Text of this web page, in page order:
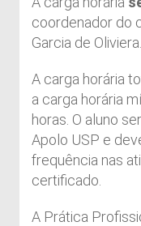
coordenador do
Garcia de Oliviera.
A carga horária
a carga horária
horas. O aluno
Apolo USP e
frequência nas
certificado.
A Prática